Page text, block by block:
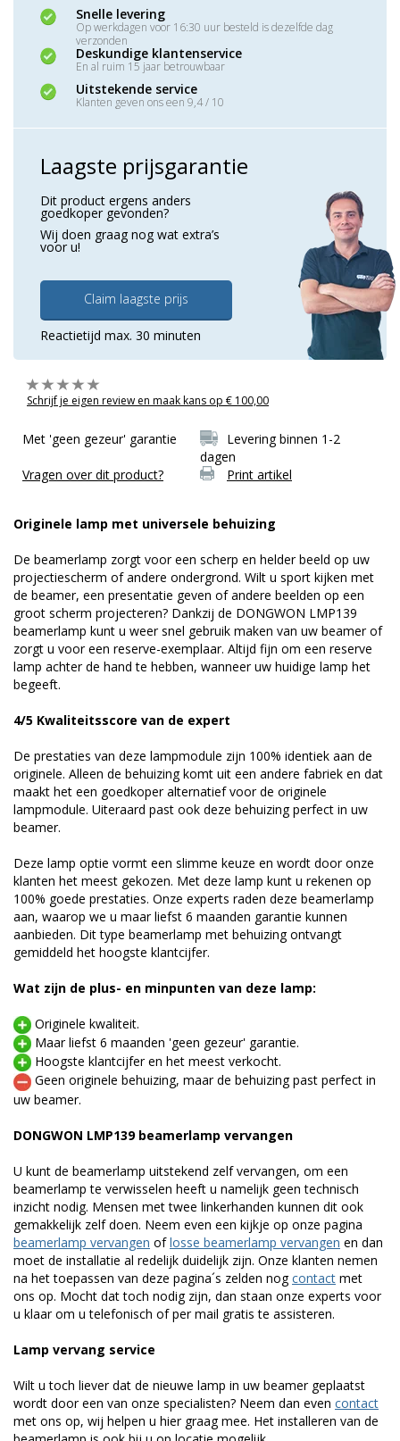
Snelle levering
Op werkdagen voor 16:30 uur besteld is dezelfde dag
verzonden
Deskundige klantenservice
En al ruim 15 jaar betrouwbaar
Uitstekende service
Klanten geven ons een 9,4 / 10
Laagste prijsgarantie
Dit product ergens anders
goedkoper gevonden?
Wij doen graag nog wat extra’s
voor u!
Claim laagste prijs
Reactietijd max. 30 minuten
Schrijf je eigen review en maak kans op € 100,00
Met 'geen gezeur' garantie
Levering binnen 1-2
dagen
Vragen over dit product?
Print artikel
Originele lamp met universele behuizing
De beamerlamp zorgt voor een scherp en helder beeld op uw
projectiescherm of andere ondergrond. Wilt u sport kijken met
de beamer, een presentatie geven of andere beelden op een
groot scherm projecteren? Dankzij de DONGWON LMP139
beamerlamp kunt u weer snel gebruik maken van uw beamer of
zorgt u voor een reserve-exemplaar. Altijd fijn om een reserve
lamp achter de hand te hebben, wanneer uw huidige lamp het
begeeft.
4/5 Kwaliteitsscore van de expert
De prestaties van deze lampmodule zijn 100% identiek aan de
originele. Alleen de behuizing komt uit een andere fabriek en dat
maakt het een goedkoper alternatief voor de originele
lampmodule. Uiteraard past ook deze behuizing perfect in uw
beamer.
Deze lamp optie vormt een slimme keuze en wordt door onze
klanten het meest gekozen. Met deze lamp kunt u rekenen op
100% goede prestaties. Onze experts raden deze beamerlamp
aan, waarop we u maar liefst 6 maanden garantie kunnen
aanbieden. Dit type beamerlamp met behuizing ontvangt
gemiddeld het hoogste klantcijfer.
Wat zijn de plus- en minpunten van deze lamp:
Originele kwaliteit.
Maar liefst 6 maanden 'geen gezeur' garantie.
Hoogste klantcijfer en het meest verkocht.
Geen originele behuizing, maar de behuizing past perfect in
uw beamer.
DONGWON LMP139 beamerlamp vervangen
U kunt de beamerlamp uitstekend zelf vervangen, om een
beamerlamp te verwisselen heeft u namelijk geen technisch
inzicht nodig. Mensen met twee linkerhanden kunnen dit ook
gemakkelijk zelf doen. Neem even een kijkje op onze pagina
beamerlamp vervangen oflosse beamerlamp vervangen en dan
moet de installatie al redelijk duidelijk zijn. Onze klanten nemen
na het toepassen van deze pagina´s zelden nogcontact met
ons op. Mocht dat toch nodig zijn, dan staan onze experts voor
u klaar om u telefonisch of per mail gratis te assisteren.
Lamp vervang service
Wilt u toch liever dat de nieuwe lamp in uw beamer geplaatst
wordt door een van onze specialisten? Neem dan even contact
met ons op, wij helpen u hier graag mee. Het installeren van de